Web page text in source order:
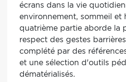
écrans dans la vie
environnement, sommeil et
quatrième partie aborde la
respect des gestes
complété par des
et une sélection d'outils
dématérialisés.